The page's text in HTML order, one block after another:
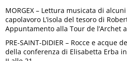
MORGEX – Lettura musicata di
capolavoro L’isola del tesoro di
Appuntamento alla Tour de l’Archet
PRE-SAINT-DIDIER – Rocce e acque
della conferenza di Elisabetta Erba